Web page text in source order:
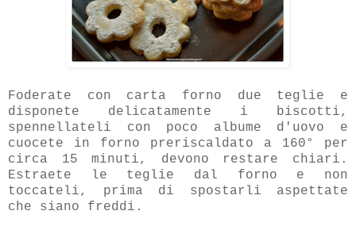
Foderate con carta forno due teglie e
disponete delicatamente i biscotti,
spennellateli con poco albume d'uovo e
cuocete in forno preriscaldato a 160° per
circa 15 minuti, devono restare chiari.
Estraete le teglie dal forno e non
toccateli, prima di spostarli aspettate
che siano freddi.